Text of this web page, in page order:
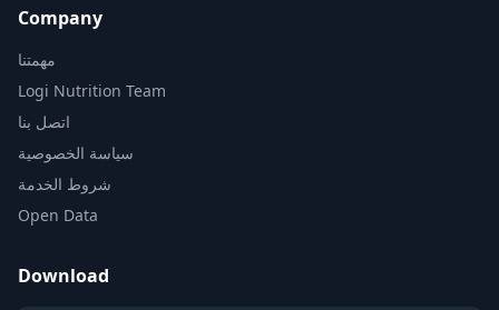
Company
مهمتنا
Logi Nutrition Team
اتصل بنا
سياسة الخصوصية
شروط الخدمة
Open Data
Download